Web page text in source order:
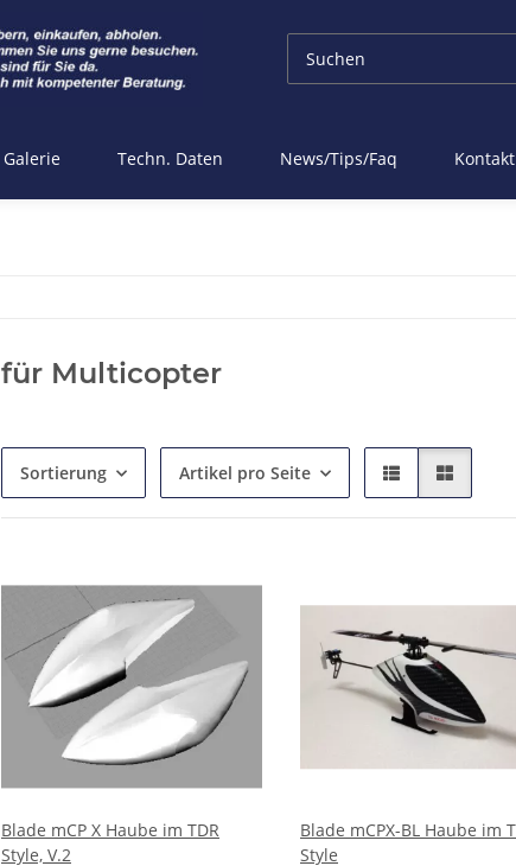
Galerie Techn. Daten News/Tips/Faq Kontakt
für Multicopter
Sortierung Artikel pro Seite
Blade mCP X Haube im TDR
Style, V.2
Blade mCPX-BL Haube im TDR
Style